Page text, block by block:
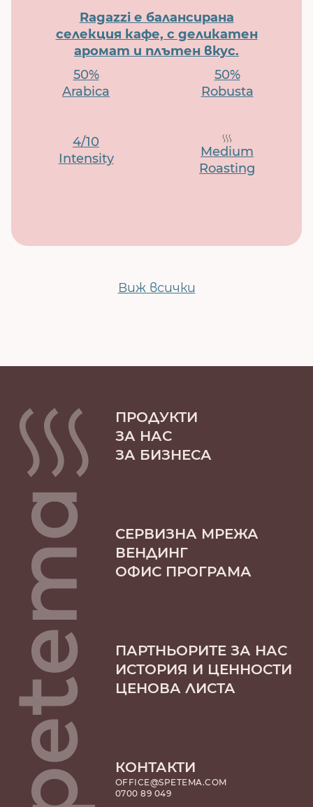
Ragazzi е балансирана
селекция кафе, с деликатен
аромат и плътен вкус.
50%
Arabica
50%
Robusta
4/10
Intensity
Medium
Roasting
Виж всички
ПРОДУКТИ
ЗА НАС
ЗА БИЗНЕСА
СЕРВИЗНА МРЕЖА
ВЕНДИНГ
ОФИС ПРОГРАМА
ПАРТНЬОРИТЕ ЗА НАС
ИСТОРИЯ И ЦЕННОСТИ
ЦЕНОВА ЛИСТА
КОНТАКТИ
OFFICE@SPETEMA.COM
0700 89 049